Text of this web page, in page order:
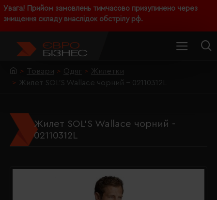
Увага! Прийом замовлень тимчасово призупинено через
знищення складу внаслідок обстрілу рф.
Товари Одяг
Жилетки
Жилет SOL'S Wallace чорний - 02110312L
Жилет SOL'S Wallace чорний -
02110312L